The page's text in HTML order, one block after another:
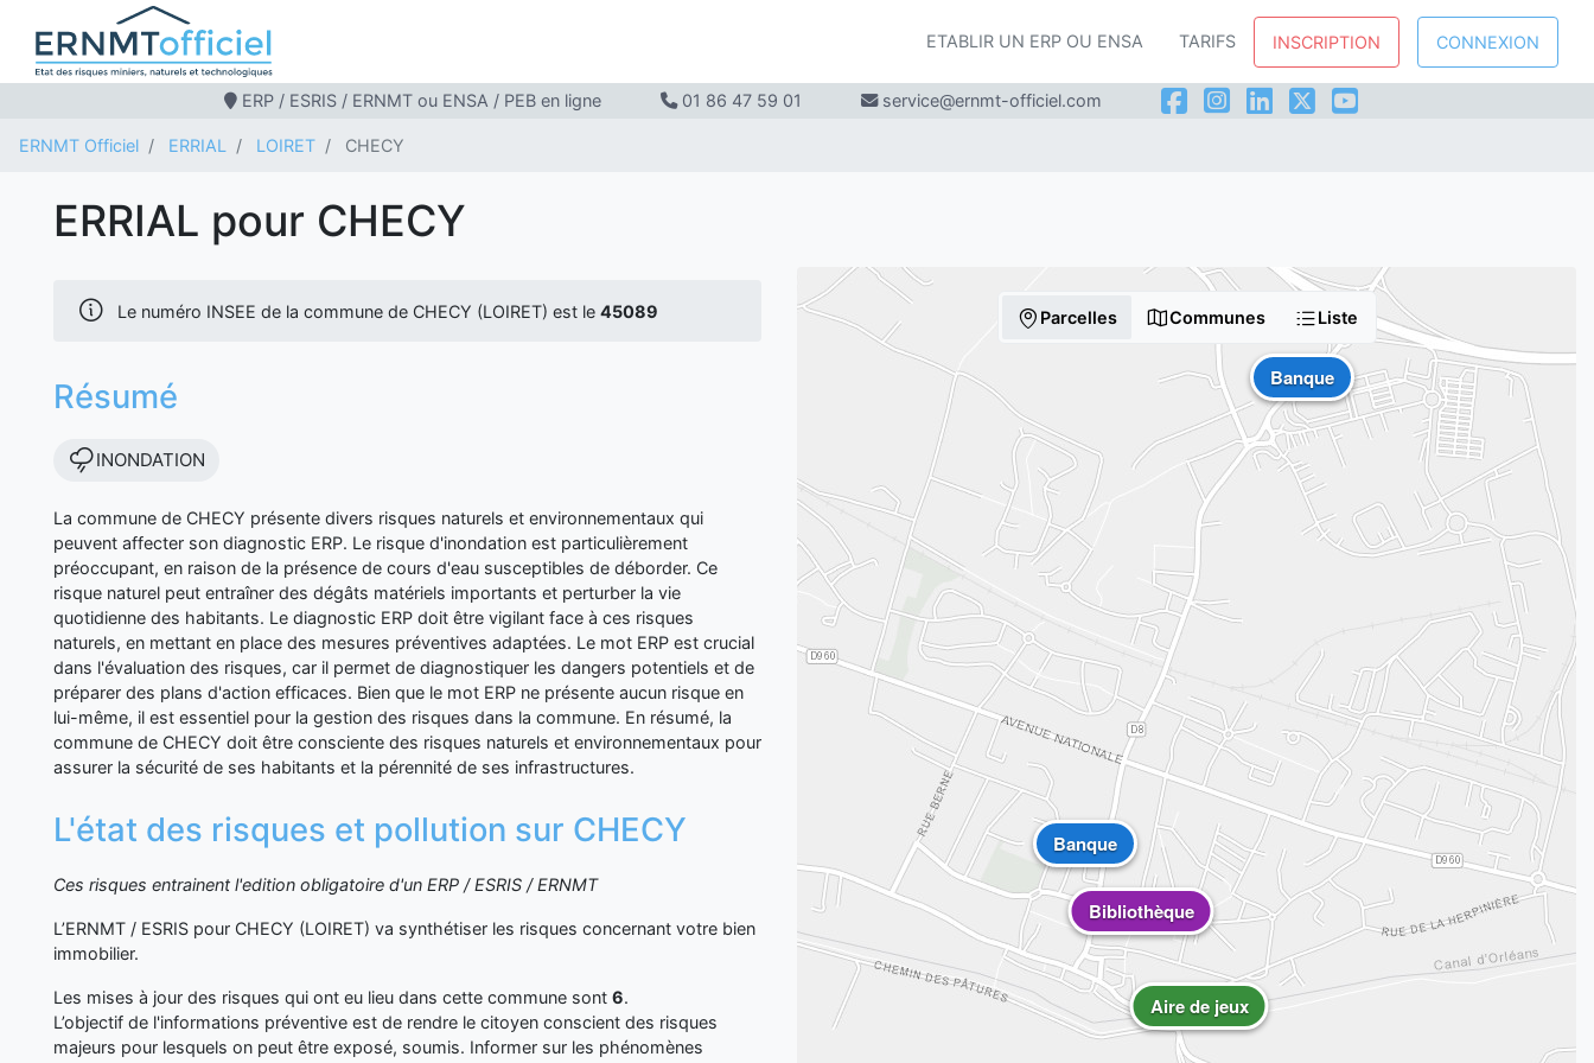
ETABLIR UN ERP OU ENSA TARIFS INSCRIPTION CONNEXION
ERP / ESRIS / ERNMT ou ENSA / PEB en ligne 01 86 47 59 01 service@ernmt-officiel.com
ERNMT Officiel ERRIAL LOIRET CHECY
ERRIAL pour CHECY
Le numéro INSEE de la commune de CHECY (LOIRET) est le 45089
Résumé
INONDATION
La commune de CHECY présente divers risques naturels et environnementaux qui
peuvent affecter son diagnostic ERP. Le risque d'inondation est particulièrement
préoccupant, en raison de la présence de cours d'eau susceptibles de déborder. Ce
risque naturel peut entraîner des dégâts matériels importants et perturber la vie
quotidienne des habitants. Le diagnostic ERP doit être vigilant face à ces risques
naturels, en mettant en place des mesures préventives adaptées. Le mot ERP est crucial
dans l'évaluation des risques, car il permet de diagnostiquer les dangers potentiels et de
préparer des plans d'action efficaces. Bien que le mot ERP ne présente aucun risque en
lui-même, il est essentiel pour la gestion des risques dans la commune. En résumé, la
commune de CHECY doit être consciente des risques naturels et environnementaux pour
assurer la sécurité de ses habitants et la pérennité de ses infrastructures.
L'état des risques et pollution sur CHECY
Ces risques entrainent l'edition obligatoire d'un ERP / ESRIS / ERNMT
L’ERNMT / ESRIS pour CHECY (LOIRET) va synthétiser les risques concernant votre bien
immobilier.
Les mises à jour des risques qui ont eu lieu dans cette commune sont 6.
L’objectif de l'informations préventive est de rendre le citoyen conscient des risques
majeurs pour lesquels on peut être exposé, soumis. Informer sur les phénomènes
Parcelles Communes Liste
Aire de jeux
Banque
Banque
Bibliothèque